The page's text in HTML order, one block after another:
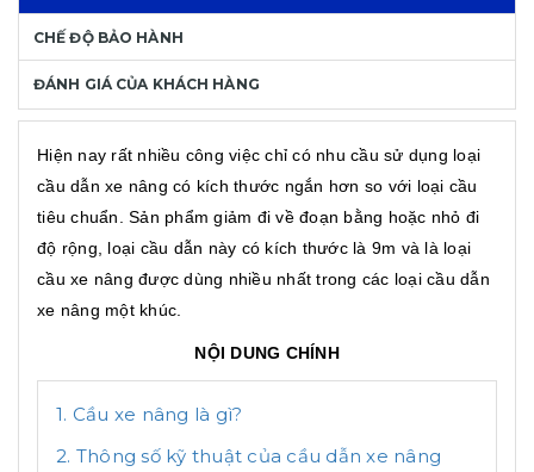
CHẾ ĐỘ BẢO HÀNH
ĐÁNH GIÁ CỦA KHÁCH HÀNG
Hiện nay rất nhiều công việc chỉ có nhu cầu sử dụng loại
cầu dẫn xe nâng có kích thước ngắn hơn so với loại cầu
tiêu chuẩn. Sản phẩm giảm đi về đoạn bằng hoặc nhỏ đi
độ rộng, loại cầu dẫn này có kích thước là 9m và là loại
cầu xe nâng được dùng nhiều nhất trong các loại cầu dẫn
xe nâng một khúc.
NỘI DUNG CHÍNH
1. Cầu xe nâng là gì?
2. Thông số kỹ thuật của cầu dẫn xe nâng